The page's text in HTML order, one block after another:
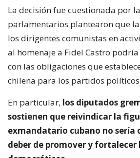
La decisión fue cuestionada por
parlamentarios plantearon que
los dirigentes comunistas en
al homenaje a Fidel Castro
con las obligaciones que
chilena para los partidos
En particular, los diputados
sostienen que reivindicar la
exmandatario cubano no sería
deber de promover y fortalecer